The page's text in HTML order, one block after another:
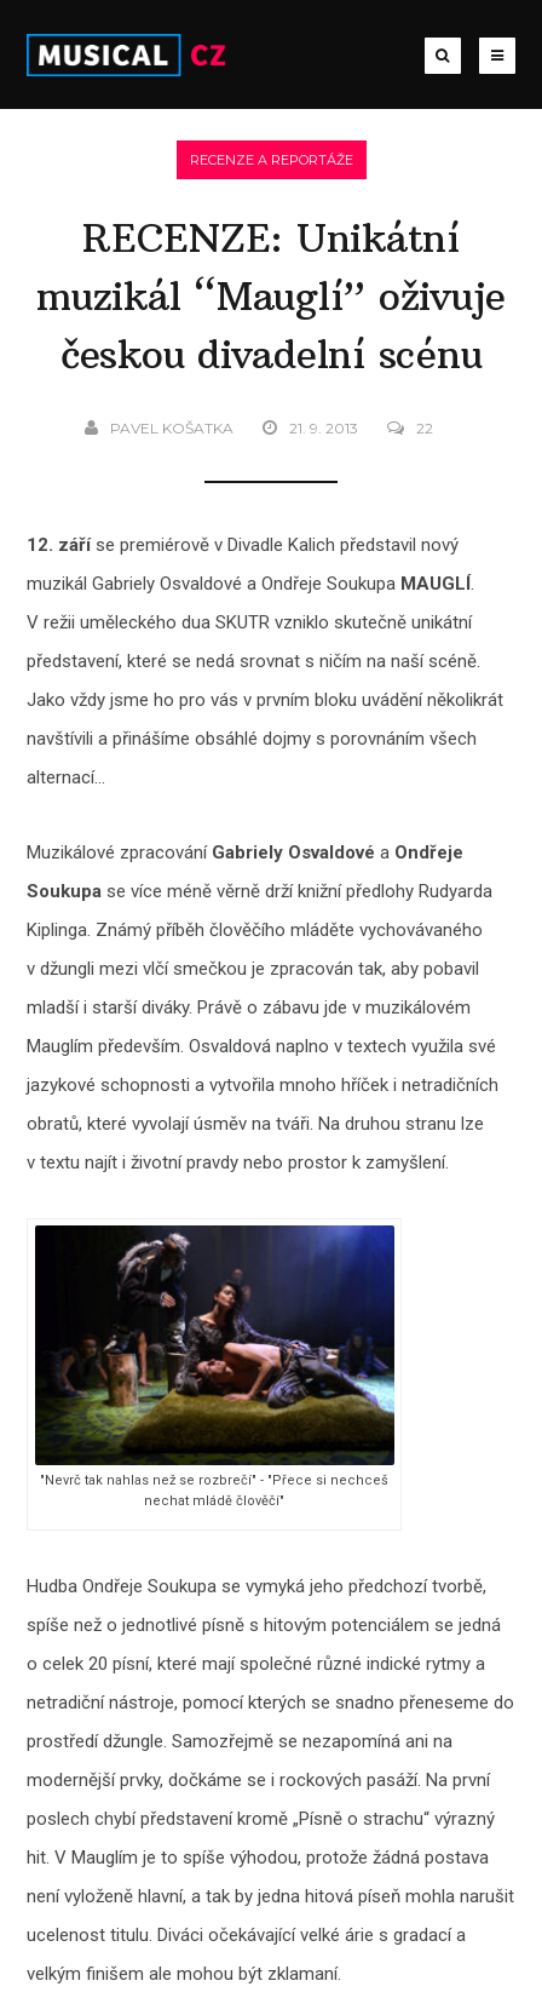
RECENZE A REPORTÁŽE
RECENZE: Unikátní
muzikál “Mauglí” oživuje
českou divadelní scénu
PAVEL KOŠATKA 21. 9. 2013 22
12. září se premiérově v Divadle Kalich představil nový
muzikál Gabriely Osvaldové a Ondřeje Soukupa MAUGLÍ.
V režii uměleckého dua SKUTR vzniklo skutečně unikátní
představení, které se nedá srovnat s ničím na naší scéně.
Jako vždy jsme ho pro vás v prvním bloku uvádění několikrát
navštívili a přinášíme obsáhlé dojmy s porovnáním všech
alternací…
Muzikálové zpracováníGabriely Osvaldovéa Ondřeje
Soukupa se více méně věrně drží knižní předlohy Rudyarda
Kiplinga. Známý příběh člověčího mláděte vychovávaného
v džungli mezi vlčí smečkou je zpracován tak, aby pobavil
mladší i starší diváky. Právě o zábavu jde v muzikálovém
Mauglím především. Osvaldová naplno v textech využila své
jazykové schopnosti a vytvořila mnoho hříček i netradičních
obratů, které vyvolají úsměv na tváři. Na druhou stranu lze
v textu najít i životní pravdy nebo prostor k zamyšlení.
"Nevrč tak nahlas než se rozbrečí" - "Přece si nechceš
nechat mládě člověčí"
Hudba Ondřeje Soukupa se vymyká jeho předchozí tvorbě,
spíše než o jednotlivé písně s hitovým potenciálem se jedná
o celek 20 písní, které mají společné různé indické rytmy a
netradiční nástroje, pomocí kterých se snadno přeneseme do
prostředí džungle. Samozřejmě se nezapomíná ani na
modernější prvky, dočkáme se i rockových pasáží. Na první
poslech chybí představení kromě „Písně o strachu“ výrazný
hit. V Mauglím je to spíše výhodou, protože žádná postava
není vyloženě hlavní, a tak by jedna hitová píseň mohla narušit
ucelenost titulu. Diváci očekávající velké árie s gradací a
velkým finišem ale mohou být zklamaní.